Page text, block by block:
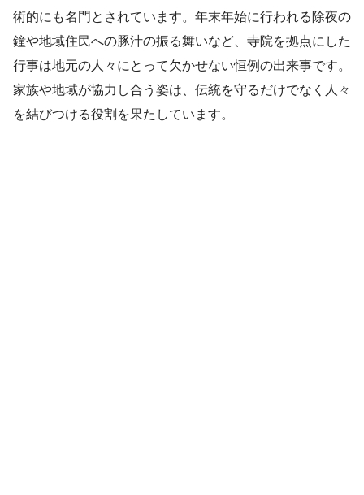
術的にも名門とされています。年末年始に行われる除夜の
鐘や地域住民への豚汁の振る舞いなど、寺院を拠点にした
行事は地元の人々にとって欠かせない恒例の出来事です。
家族や地域が協力し合う姿は、伝統を守るだけでなく人々
を結びつける役割を果たしています。